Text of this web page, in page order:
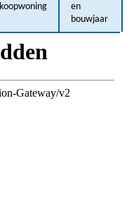
koopwoning
en
bouwjaar